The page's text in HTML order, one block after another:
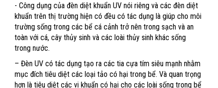
- Công dụng của đèn diệt khuẩn UV nói riêng và các đèn diệt
khuẩn trên thị trường hiện có đều có tác dụng là giúp cho môi
trường sống trong các bể cá cảnh trở nên trong sạch và an
toàn với cá, cây thủy sinh và các loài thủy sinh khác sống
trong nước.
– Đèn UV có tác dụng tạo ra các tia cựa tím siêu mạnh nhằm
mục đích tiêu diệt các loại tảo có hại trong bể. Và quan trọng
hơn là tiêu diệt các vi khuẩn có hại cho các loài sống trong bể